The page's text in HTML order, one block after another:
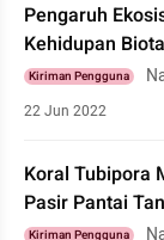
Pengaruh
Kehidupan
Kiriman Pengguna
22 Jun 2022
Koral Tubipora
Pasir Pantai
Kiriman Pengguna